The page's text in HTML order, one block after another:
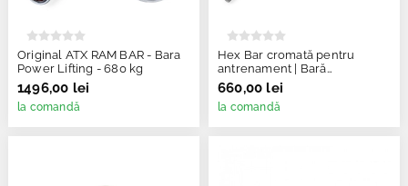
Original ATX RAM BAR - Bara
Power Lifting - 680 kg
1496,00 lei
la comandă
Hex Bar cromată pentru
antrenament | Bară
hexagonală B-Ware
Megafitness Shop
660,00 lei
la comandă